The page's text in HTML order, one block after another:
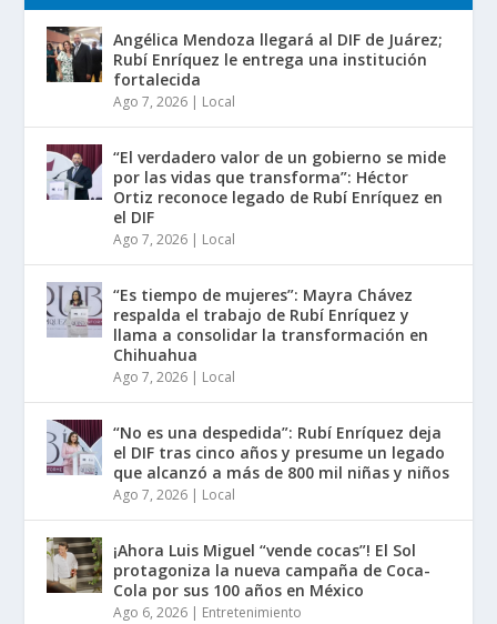
Angélica Mendoza llegará al DIF de Juárez;
Rubí Enríquez le entrega una institución
fortalecida
Ago 7, 2026 | Local
“El verdadero valor de un gobierno se mide
por las vidas que transforma”: Héctor
Ortiz reconoce legado de Rubí Enríquez en
el DIF
Ago 7, 2026 | Local
“Es tiempo de mujeres”: Mayra Chávez
respalda el trabajo de Rubí Enríquez y
llama a consolidar la transformación en
Chihuahua
Ago 7, 2026 | Local
“No es una despedida”: Rubí Enríquez deja
el DIF tras cinco años y presume un legado
que alcanzó a más de 800 mil niñas y niños
Ago 7, 2026 | Local
¡Ahora Luis Miguel “vende cocas”! El Sol
protagoniza la nueva campaña de Coca-
Cola por sus 100 años en México
Ago 6, 2026 | Entretenimiento